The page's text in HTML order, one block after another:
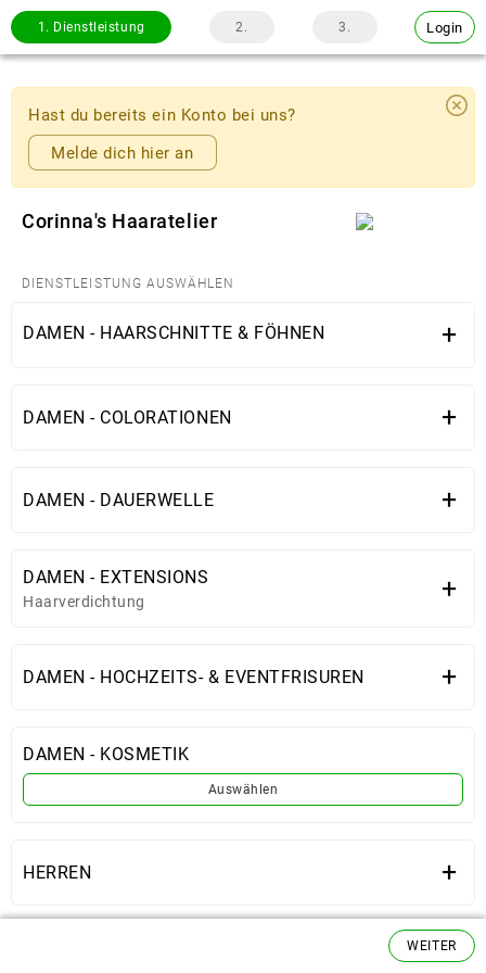
1. Dienstleistung 2. 3. Login
Hast du bereits ein Konto bei uns?
Melde dich hier an
Corinna's Haaratelier
DIENSTLEISTUNG AUSWÄHLEN
DAMEN - HAARSCHNITTE & FÖHNEN +
DAMEN - COLORATIONEN +
DAMEN - DAUERWELLE +
DAMEN - EXTENSIONS
Haarverdichtung +
DAMEN - HOCHZEITS- & EVENTFRISUREN +
DAMEN - KOSMETIK
Auswählen
HERREN +
+
WEITER